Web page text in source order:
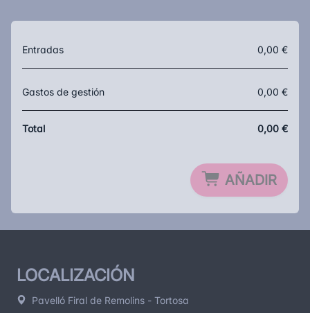
Entradas 0,00 €
Gastos de gestión 0,00 €
Total 0,00 €
AÑADIR
LOCALIZACIÓN
Pavelló Firal de Remolins - Tortosa